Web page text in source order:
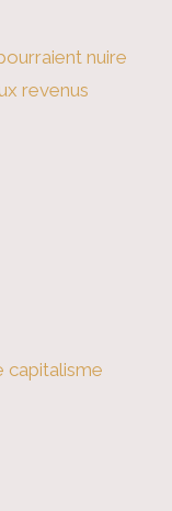
nuire
revenus
capitalisme